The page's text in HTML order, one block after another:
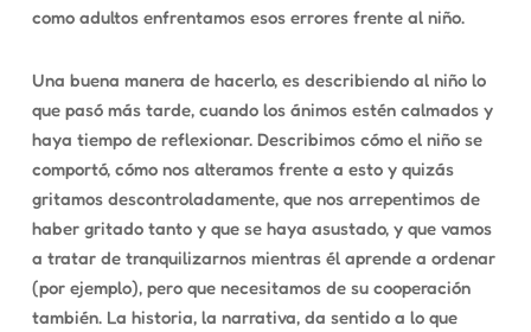
como adultos enfrentamos esos errores frente al niño.
Una buena manera de hacerlo, es describiendo al niño lo
que pasó más tarde, cuando los ánimos estén calmados y
haya tiempo de reflexionar. Describimos cómo el niño se
comportó, cómo nos alteramos frente a esto y quizás
gritamos descontroladamente, que nos arrepentimos de
haber gritado tanto y que se haya asustado, y que vamos
a tratar de tranquilizarnos mientras él aprende a ordenar
(por ejemplo), pero que necesitamos de su cooperación
también. La historia, la narrativa, da sentido a lo que